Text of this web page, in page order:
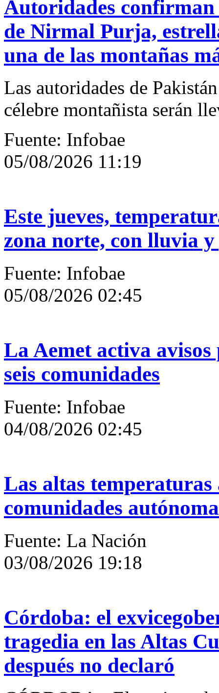
Autoridades
de Nirmal Purja,
una de las montañas
Las autoridades de
célebre montañista serán
Fuente: Infobae
05/08/2026 11:19
Este jueves,
zona norte, con lluvia
Fuente: Infobae
05/08/2026 02:45
La Aemet activa
seis comunidades
Fuente: Infobae
04/08/2026 02:45
Las altas temperaturas
comunidades
Fuente: La Nación
03/08/2026 19:18
Córdoba: el
tragedia en las Altas
después no declaró